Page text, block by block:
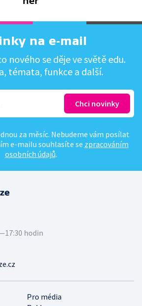
na e-mail
nového se děje ve světě edu.
témata, funkce a další.
za měsíc. Nebudeme vám posílat
e-mailu souhlasíte se zpracováním
osobních údajů.